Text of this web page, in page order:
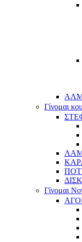
Γίνομαι
Γίνομαι